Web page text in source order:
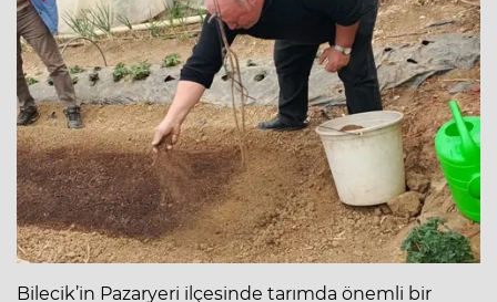
Bilecik’in Pazaryeri ilçesinde tarımda önemli bir